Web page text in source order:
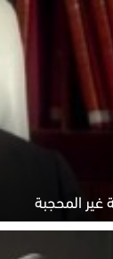
المحجبة